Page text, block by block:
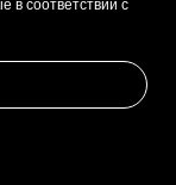
в соответствии с